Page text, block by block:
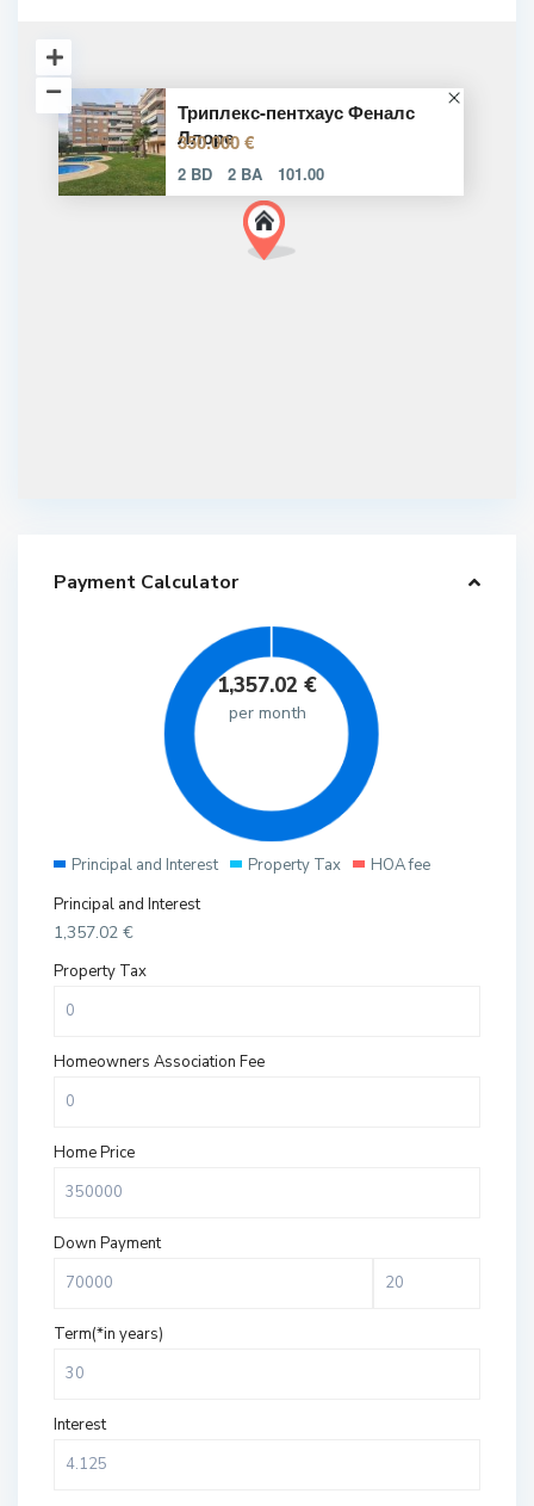
Триплекс-пентхаус Феналс
Ллоре
350.000 €
2 BD 2 BA 101.00
Payment Calculator
1,357.02 €
per month
Principal and Interest Property Tax
HOA fee
Principal and Interest
1,357.02 €
Property Tax
Homeowners Association Fee
Home Price
Down Payment
Term(*in years)
Interest